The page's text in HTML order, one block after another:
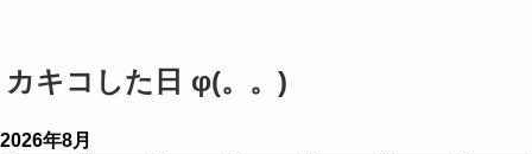
カキコした日 φ(。。)
2026年8月